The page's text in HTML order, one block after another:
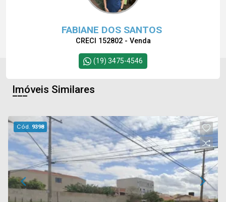
FABIANE DOS SANTOS
CRECI 152802 - Venda
(19) 3475-4546
Imóveis Similares
Cód. 9398